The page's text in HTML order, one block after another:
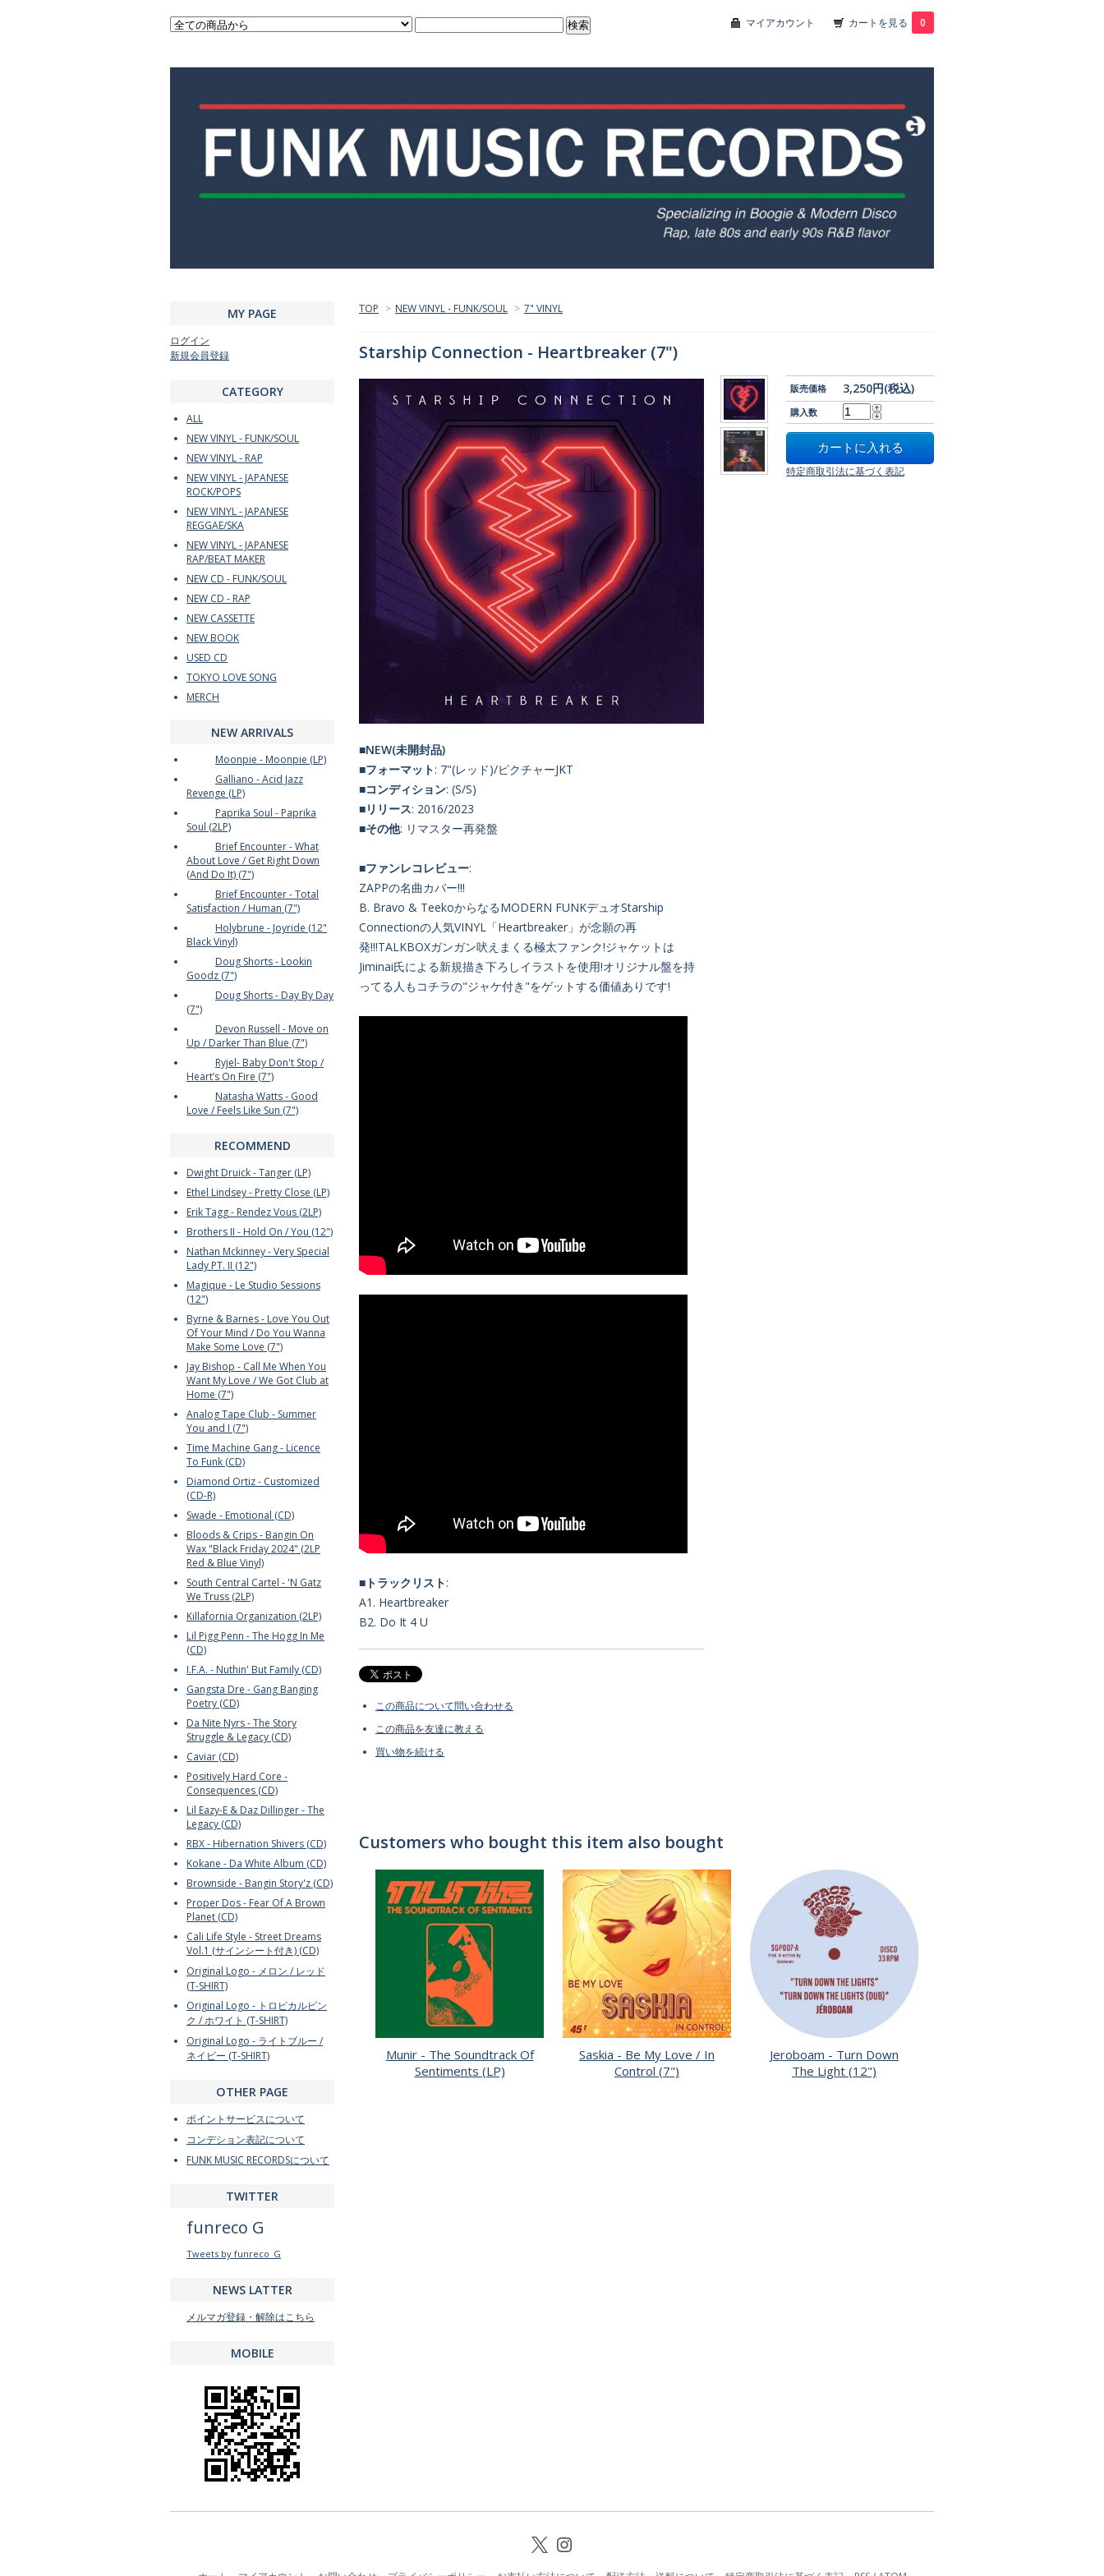
マイアカウント カートを見る 0
TOP > NEW VINYL - FUNK/SOUL > 7" VINYL
Starship Connection - Heartbreaker (7")
販売価格 3,250円(税込)
購入数
特定商取引法に基づく表記
■NEW(未開封品)
■フォーマット: 7"(レッド)/ピクチャーJKT
■コンディション: (S/S)
■リリース: 2016/2023
■その他: リマスター再発盤
■ファンレコレビュー:
ZAPPの名曲カバー!!!
B. Bravo & TeekoからなるMODERN FUNKデュオStarship
Connectionの人気VINYL「Heartbreaker」が念願の再
発!!!TALKBOXガンガン吠えまくる極太ファンク!ジャケットは
Jiminai氏による新規描き下ろしイラストを使用!オリジナル盤を持
ってる人もコチラの"ジャケ付き"をゲットする価値ありです!
■トラックリスト:
A1. Heartbreaker
B2. Do It 4 U
この商品について問い合わせる
この商品を友達に教える
買い物を続ける
Customers who bought this item also bought
Munir - The Soundtrack Of
Sentiments (LP)
Saskia - Be My Love / In
Control (7")
Jeroboam - Turn Down
The Light (12")
MY PAGE
ログイン
新規会員登録
CATEGORY
ALL
NEW VINYL - FUNK/SOUL
NEW VINYL - RAP
NEW VINYL - JAPANESE
ROCK/POPS
NEW VINYL - JAPANESE
REGGAE/SKA
NEW VINYL - JAPANESE
RAP/BEAT MAKER
NEW CD - FUNK/SOUL
NEW CD - RAP
NEW CASSETTE
NEW BOOK
USED CD
TOKYO LOVE SONG
MERCH
NEW ARRIVALS
Moonpie - Moonpie (LP)
Galliano - Acid Jazz
Revenge (LP)
Paprika Soul - Paprika
Soul (2LP)
Brief Encounter - What
About Love / Get Right Down
(And Do It) (7")
Brief Encounter - Total
Satisfaction / Human (7")
Holybrune - Joyride (12"
Black Vinyl)
Doug Shorts - Lookin
Goodz (7")
Doug Shorts - Day By Day
(7")
Devon Russell - Move on
Up / Darker Than Blue (7")
Ryjel- Baby Don't Stop /
Heart’s On Fire (7")
Natasha Watts - Good
Love / Feels Like Sun (7")
RECOMMEND
Dwight Druick - Tanger (LP)
Ethel Lindsey - Pretty Close (LP)
Erik Tagg - Rendez Vous (2LP)
Brothers II - Hold On / You (12")
Nathan Mckinney - Very Special
Lady PT. II (12")
Magique - Le Studio Sessions
(12")
Byrne & Barnes - Love You Out
Of Your Mind / Do You Wanna
Make Some Love (7")
Jay Bishop - Call Me When You
Want My Love / We Got Club at
Home (7")
Analog Tape Club - Summer
You and I (7")
Time Machine Gang - Licence
To Funk (CD)
Diamond Ortiz - Customized
(CD-R)
Swade - Emotional (CD)
Bloods & Crips - Bangin On
Wax "Black Friday 2024" (2LP
Red & Blue Vinyl)
South Central Cartel - 'N Gatz
We Truss (2LP)
Killafornia Organization (2LP)
Lil Pigg Penn - The Hogg In Me
(CD)
I.F.A. - Nuthin' But Family (CD)
Gangsta Dre - Gang Banging
Poetry (CD)
Da Nite Nyrs - The Story
Struggle & Legacy (CD)
Caviar (CD)
Positively Hard Core -
Consequences (CD)
Lil Eazy-E & Daz Dillinger - The
Legacy (CD)
RBX - Hibernation Shivers (CD)
Kokane - Da White Album (CD)
Brownside - Bangin Story'z (CD)
Proper Dos - Fear Of A Brown
Planet (CD)
Cali Life Style - Street Dreams
Vol.1 (サインシート付き) (CD)
Original Logo - メロン / レッド
(T-SHIRT)
Original Logo - トロピカルピン
ク / ホワイト (T-SHIRT)
Original Logo - ライトブルー /
ネイビー (T-SHIRT)
OTHER PAGE
ポイントサービスについて
コンデション表記について
FUNK MUSIC RECORDSについて
TWITTER
funreco G
Tweets by funreco_G
NEWS LATTER
メルマガ登録・解除はこちら
MOBILE